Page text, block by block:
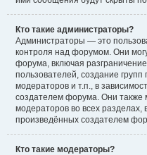
Кто такие администраторы?
Администраторы — это
контроля над форумом. Они
форума, включая
пользователей, создание
модераторов и т.п., в
создателем форума. Они также
модераторов во всех разделах,
произведённых создателем
Кто такие модераторы?